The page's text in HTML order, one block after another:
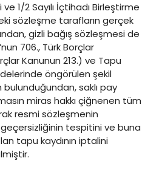
ve 1/2 Sayılı İçtihadı Birleştirme
sözleşme tarafların gerçek
gizli bağış sözleşmesi de
706., Türk Borçlar
Kanunun 213.) ve Tapu
öngörülen şekil
bulunduğundan, saklı pay
miras hakkı çiğnenen tüm
resmi sözleşmenin
tespitini ve buna
tapu kaydının iptalini